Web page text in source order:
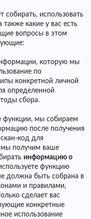
собирать, использовать
какие у вас есть
вопросы в этом
которую мы
по
конкретной личной
определенной
сбора.
функции, мы собираем
после получения
код для
мы получим ваше
информацию о
функцию
должна быть собрана в
и правилами,
сделает вас
конкретные
использование